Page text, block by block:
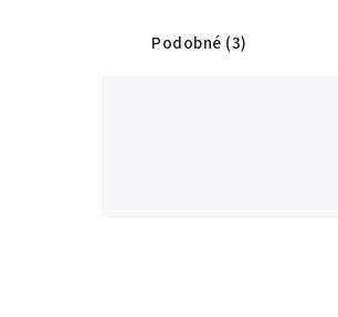
Podobné (3)